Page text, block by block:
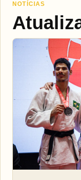
NOTÍCIAS